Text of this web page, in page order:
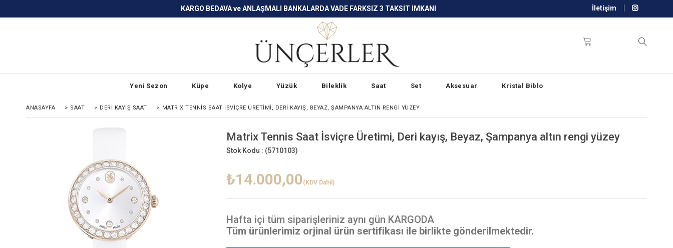
KARGO BEDAVA ve ANLAŞMALI BANKALARDA VADE FARKSIZ 3 TAKSİT İMKANI İletişim
Yeni Sezon Küpe Kolye Yüzük Bileklik Saat Set Aksesuar Kristal Biblo
ANASAYFA > SAAT > DERI KAYIŞ SAAT > MATRIX TENNIS SAAT İSVIÇRE ÜRETIMI, DERI KAYIŞ, BEYAZ, ŞAMPANYA ALTIN RENGI YÜZEY
Matrix Tennis Saat İsviçre Üretimi, Deri kayış, Beyaz, Şampanya altın rengi yüzey
Stok Kodu : (5710103)
₺14.000,00 (KDV Dahil)
Hafta içi tüm siparişleriniz aynı gün KARGODA
Tüm ürünlerimiz orjinal ürün sertifikası ile birlikte gönderilmektedir.